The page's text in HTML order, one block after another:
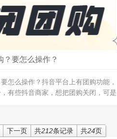
您的视频一直显示“审核中”，那么请
在不合规内容。
？要怎么操作？
怎么操作？抖音平台上有团购功能，
有些抖音商家，想把团购关闭，可是
，在抖音的主页上点击右下角的
下一页 共212条记录 共24页